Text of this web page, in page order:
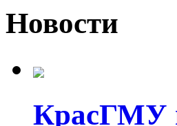
Новости
КрасГМУ